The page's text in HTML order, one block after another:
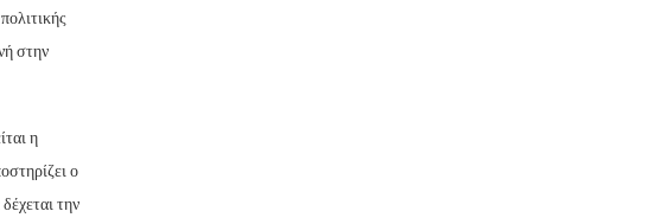
στην
η
ο
την